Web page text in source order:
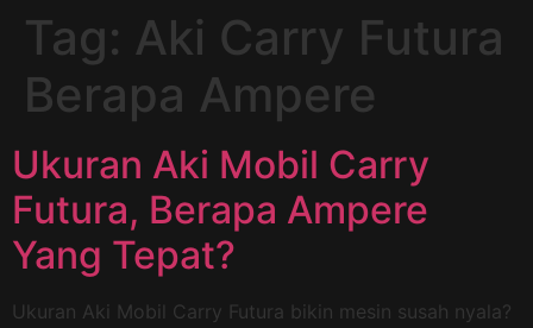
Tag: Aki Carry Futura
Berapa Ampere
Ukuran Aki Mobil Carry
Futura, Berapa Ampere
Yang Tepat?
Ukuran Aki Mobil Carry Futura bikin mesin susah nyala?